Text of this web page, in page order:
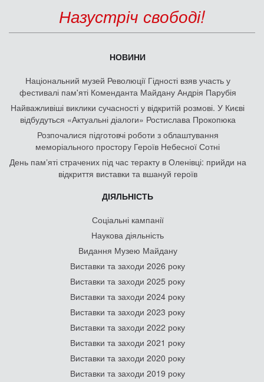
Назустріч свободі!
НОВИНИ
Національний музей Революції Гідності взяв участь у
фестивалі пам'яті Коменданта Майдану Андрія Парубія
Найважливіші виклики сучасності у відкритій розмові. У Києві
відбудуться «Актуальні діалоги» Ростислава Прокопюка
Розпочалися підготовчі роботи з облаштування
меморіального простору Героїв Небесної Сотні
День памʼяті страчених під час теракту в Оленівці: прийди на
відкриття виставки та вшануй героїв
ДІЯЛЬНІСТЬ
Соціальні кампанії
Наукова діяльність
Видання Музею Майдану
Виставки та заходи 2026 року
Виставки та заходи 2025 року
Виставки та заходи 2024 року
Виставки та заходи 2023 року
Виставки та заходи 2022 року
Виставки та заходи 2021 року
Виставки та заходи 2020 року
Виставки та заходи 2019 року